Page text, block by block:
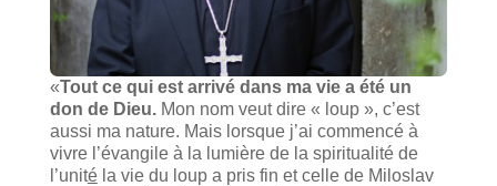
«Tout ce qui est arrivé dans ma vie a été un
don de Dieu.Mon nom veut dire « loup », c’est
aussi ma nature. Mais lorsque j’ai commencé à
vivre l’évangile à la lumière de la spiritualité de
l’unitéla vie du loup a pris fin et celle de Miloslav